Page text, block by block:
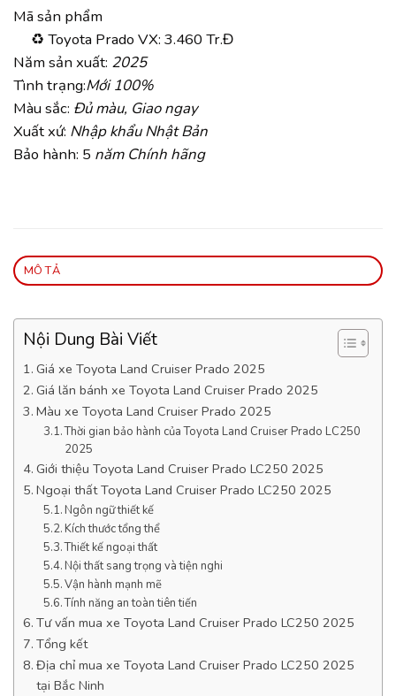
Mã sản phẩm
♻ Toyota Prado VX: 3.460 Tr.Đ
Năm sản xuất: 2025
Tình trạng:Mới 100%
Màu sắc: Đủ màu, Giao ngay
Xuất xứ: Nhập khẩu Nhật Bản
Bảo hành: 5 năm Chính hãng
MÔ TẢ
Nội Dung Bài Viết
Giá xe Toyota Land Cruiser Prado 2025
Giá lăn bánh xe Toyota Land Cruiser Prado 2025
Màu xe Toyota Land Cruiser Prado 2025
Thời gian bảo hành của Toyota Land Cruiser Prado LC250
2025
Giới thiệu Toyota Land Cruiser Prado LC250 2025
Ngoại thất Toyota Land Cruiser Prado LC250 2025
Ngôn ngữ thiết kế
Kích thước tổng thể
Thiết kế ngoại thất
Nội thất sang trọng và tiện nghi
Vận hành mạnh mẽ
Tính năng an toàn tiên tiến
Tư vấn mua xe Toyota Land Cruiser Prado LC250 2025
Tổng kết
Địa chỉ mua xe Toyota Land Cruiser Prado LC250 2025
tại Bắc Ninh